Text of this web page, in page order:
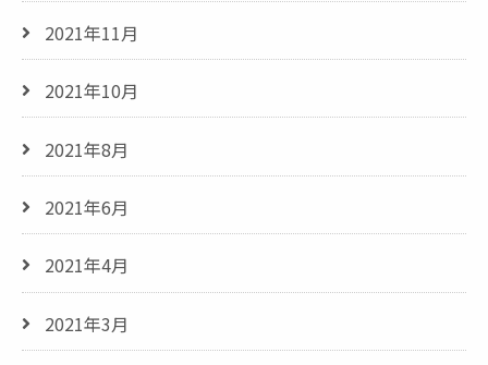
2021年11月
2021年10月
2021年8月
2021年6月
2021年4月
2021年3月